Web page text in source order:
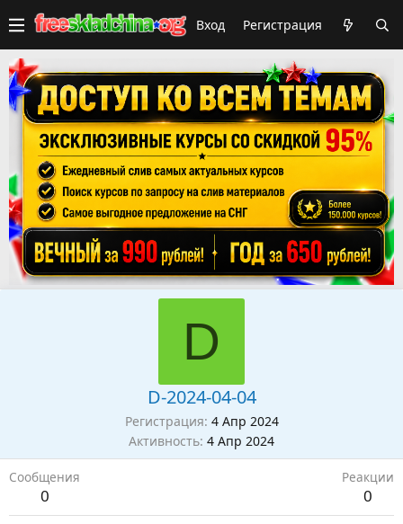
Вход Регистрация
D
D-2024-04-04
Регистрация 4 Апр 2024
Активность 4 Апр 2024
Сообщения
0
Реакции
0